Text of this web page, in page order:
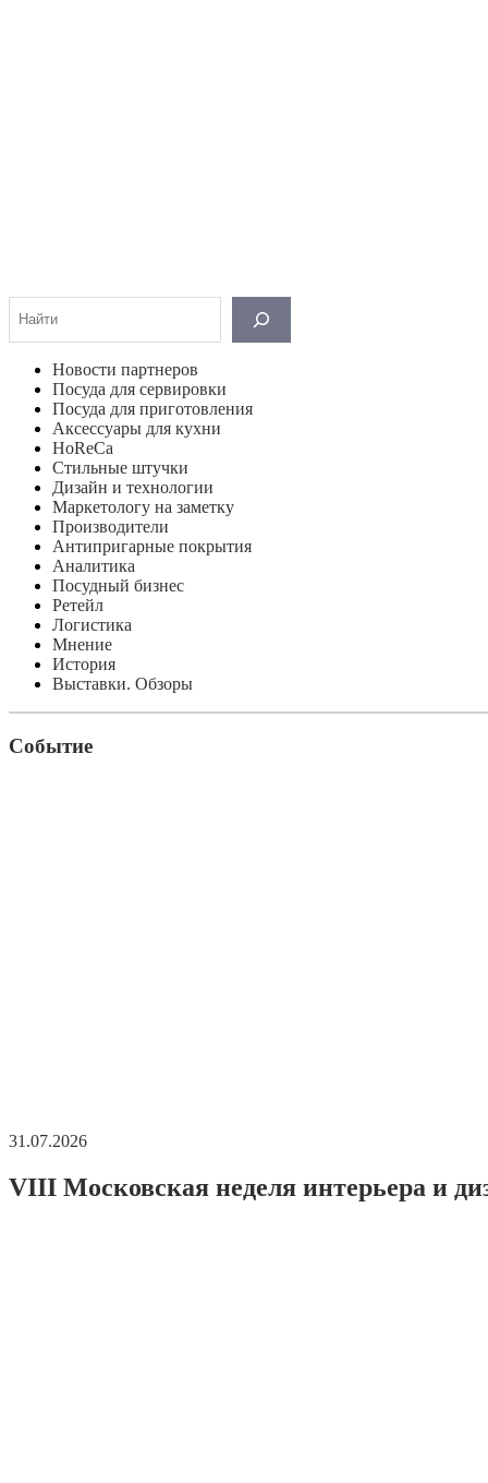
Новости партнеров
Посуда для сервировки
Посуда для приготовления
Аксессуары для кухни
HoReCa
Стильные штучки
Дизайн и технологии
Маркетологу на заметку
Производители
Антипригарные покрытия
Аналитика
Посудный бизнес
Ретейл
Логистика
Мнение
История
Выставки. Обзоры
Событие
31.07.2026
VIII Московская неделя интерьера и